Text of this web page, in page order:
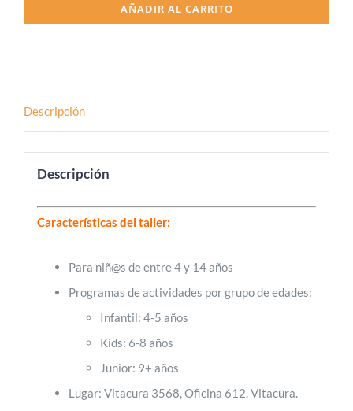
Navidad
AÑADIR AL CARRITO
Descripción
Descripción
Características del taller:
Para niñ@s de entre 4 y 14 años
Programas de actividades por grupo de edades:
Infantil: 4-5 años
Kids: 6-8 años
Junior: 9+ años
Lugar: Vitacura 3568, Oficina 612. Vitacura.